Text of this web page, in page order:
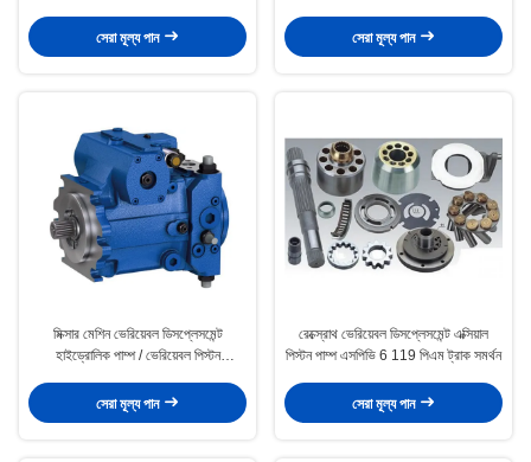
সেরা মূল্য পান
সেরা মূল্য পান
মিক্সার মেশিন ভেরিয়েবল ডিসপ্লেসমেন্ট
হাইড্রোলিক পাম্প / ভেরিয়েবল পিস্টন
সেরা মূল্য পান
রেক্স্রোথ ভেরিয়েবল ডিসপ্লেসমেন্ট এক্সিয়াল
পিস্টন পাম্প এসপিভি 6 119 পিএম ট্রাক সমর্থন
সেরা মূল্য পান